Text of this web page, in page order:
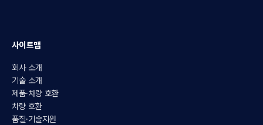
사이트맵
회사 소개
기술 소개
제품·차량 호환
차량 호환
품질·기술지원